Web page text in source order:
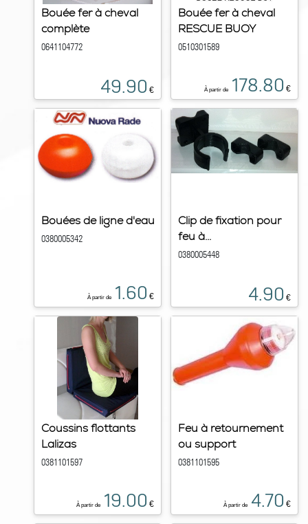
Bouée fer à cheval
complète
0641104772
49.90 €
Bouée fer à cheval
RESCUE BUOY
0510301589
À partir de 178.80 €
Bouées de ligne d'eau
0380005342
À partir de 1.60 €
Clip de fixation pour
feu à...
0380005448
4.90 €
Coussins flottants
Lalizas
0381101597
À partir de 19.00 €
Feu à retournement
ou support
0381101595
À partir de 4.70 €